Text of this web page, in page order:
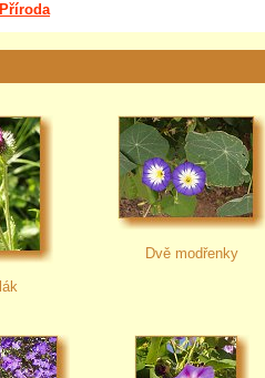
Příroda